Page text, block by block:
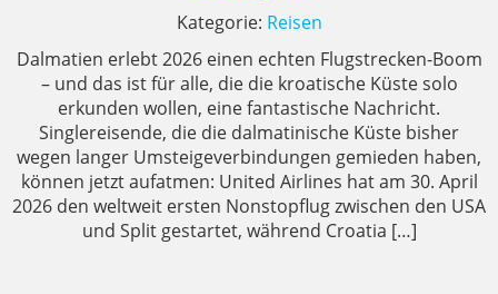
Kategorie: Reisen
Dalmatien erlebt 2026 einen echten Flugstrecken-Boom
– und das ist für alle, die die kroatische Küste solo
erkunden wollen, eine fantastische Nachricht.
Singlereisende, die die dalmatinische Küste bisher
wegen langer Umsteigeverbindungen gemieden haben,
können jetzt aufatmen: United Airlines hat am 30. April
2026 den weltweit ersten Nonstopflug zwischen den USA
und Split gestartet, während Croatia […]